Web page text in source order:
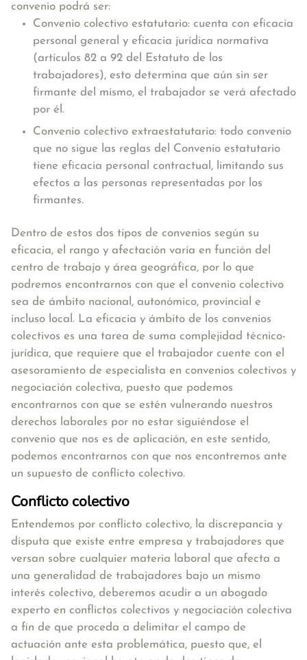
convenio podrá ser:
Convenio colectivo estatutario: cuenta con eficacia
personal general y eficacia jurídica normativa
(artículos 82 a 92 del Estatuto de los
trabajadores), esto determina que aún sin ser
firmante del mismo, el trabajador se verá afectado
por él.
Convenio colectivo extraestatutario: todo convenio
que no sigue las reglas del Convenio estatutario
tiene eficacia personal contractual, limitando sus
efectos a las personas representadas por los
firmantes.
Dentro de estos dos tipos de convenios según su
eficacia, el rango y afectación varía en función del
centro de trabajo y área geográfica, por lo que
podremos encontrarnos con que el convenio colectivo
sea de ámbito nacional, autonómico, provincial e
incluso local. La eficacia y ámbito de los convenios
colectivos es una tarea de suma complejidad técnico-
jurídica, que requiere que el trabajador cuente con el
asesoramiento de especialista en convenios colectivos y
negociación colectiva, puesto que podemos
encontrarnos con que se estén vulnerando nuestros
derechos laborales por no estar siguiéndose el
convenio que nos es de aplicación, en este sentido,
podemos encontrarnos con que nos encontremos ante
un supuesto de conflicto colectivo.
Conflicto colectivo
Entendemos por conflicto colectivo, la discrepancia y
disputa que existe entre empresa y trabajadores que
versan sobre cualquier materia laboral que afecta a
una generalidad de trabajadores bajo un mismo
interés colectivo, deberemos acudir a un abogado
experto en conflictos colectivos y negociación colectiva
a fin de que proceda a delimitar el campo de
actuación ante esta problemática, puesto que, el